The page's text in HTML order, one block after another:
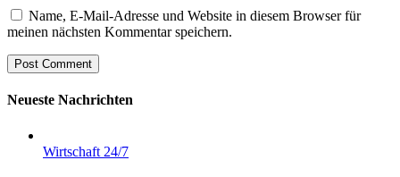
Name, E-Mail-Adresse und Website in diesem Browser für
meinen nächsten Kommentar speichern.
Post Comment
Neueste Nachrichten
Wirtschaft 24/7